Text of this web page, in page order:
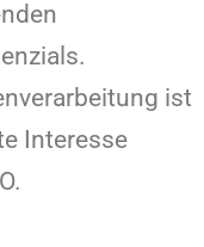
ist
Interesse